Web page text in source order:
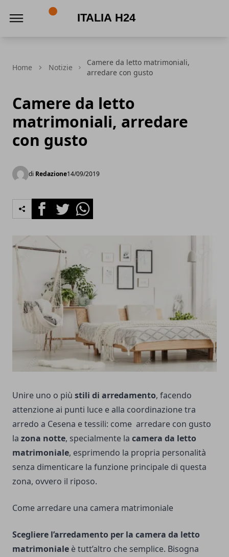
Home Notizie
Camere da letto matrimoniali,
arredare con gusto
Camere da letto
matrimoniali, arredare
con gusto
di Redazione14/09/2019
FacebookTwitterWhatsapp
Unire uno o più stili di arredamento, facendo
attenzione ai punti luce e alla coordinazione tra
arredo a Cesena e tessili: come arredare con gusto
la zona notte, specialmente la camera da letto
matrimoniale, esprimendo la propria personalità
senza dimenticare la funzione principale di questa
zona, ovvero il riposo.
Come arredare una camera matrimoniale
Scegliere l’arredamento per la camera da letto
matrimoniale è tutt’altro che semplice. Bisogna